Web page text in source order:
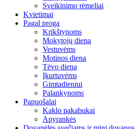
Sveikinimo rėmeliai
Kvietimai
Pagal progą
Krikštynoms
Mokytojų diena
Vestuvėms
Motinos diena
Tėvo diena
Įkurtuvėms
Gimtadieniui
Palankynoms
Papuošalai
Kaklo pakabukai
Apyrankės